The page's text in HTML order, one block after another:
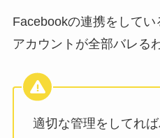
Facebookの連携をして
アカウントが全部バレる
適切な管理をしてれ